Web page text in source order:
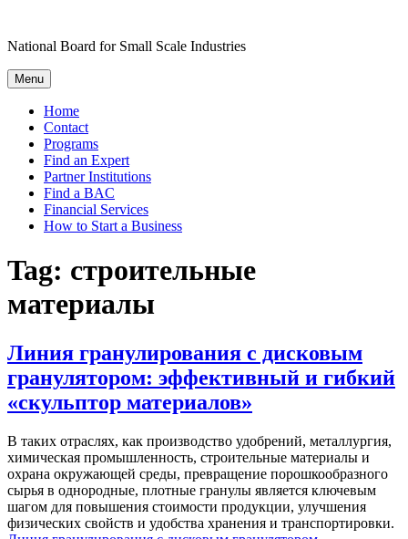
content
National Board for Small Scale Industries
Menu
Home
Contact
Programs
Find an Expert
Partner Institutions
Find a BAC
Financial Services
How to Start a Business
Tag: строительные
материалы
Линия гранулирования с дисковым
гранулятором: эффективный и гибкий
«скульптор материалов»
В таких отраслях, как производство удобрений, металлургия,
химическая промышленность, строительные материалы и
охрана окружающей среды, превращение порошкообразного
сырья в однородные, плотные гранулы является ключевым
шагом для повышения стоимости продукции, улучшения
физических свойств и удобства хранения и транспортировки.